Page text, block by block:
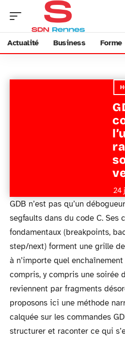
Actualité Business Forme
24
GDB n’est pas qu’un
segfaults dans du code C. Ses
fondamentaux (breakpoints,
step/next) forment une grille
à n’importe quel enchaînement
compris, y compris une soirée
reviennent par fragments
proposons ici une méthode
calquée sur les commandes
structurer et raconter ce qui